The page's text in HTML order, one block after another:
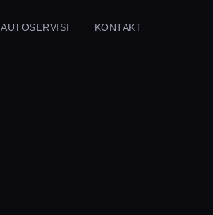
AUTOSERVISI KONTAKT